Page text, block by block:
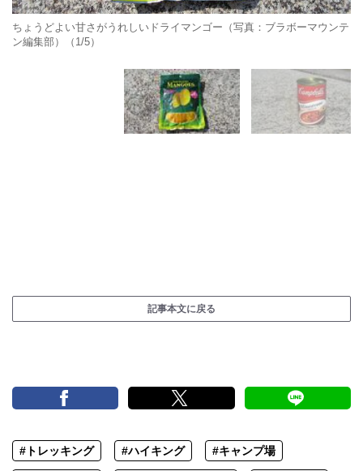
ちょうどよい甘さがうれしいドライマンゴー（写真：ブラボーマウンテ
ン編集部）（1/5）
記事本文に戻る
#トレッキング #ハイキング #キャンプ場